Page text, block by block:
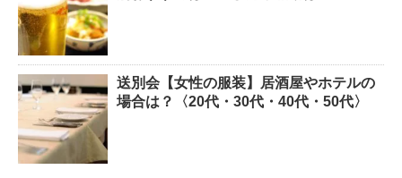
送別会【女性の服装】居酒屋やホテルの
場合は？〈20代・30代・40代・50代〉